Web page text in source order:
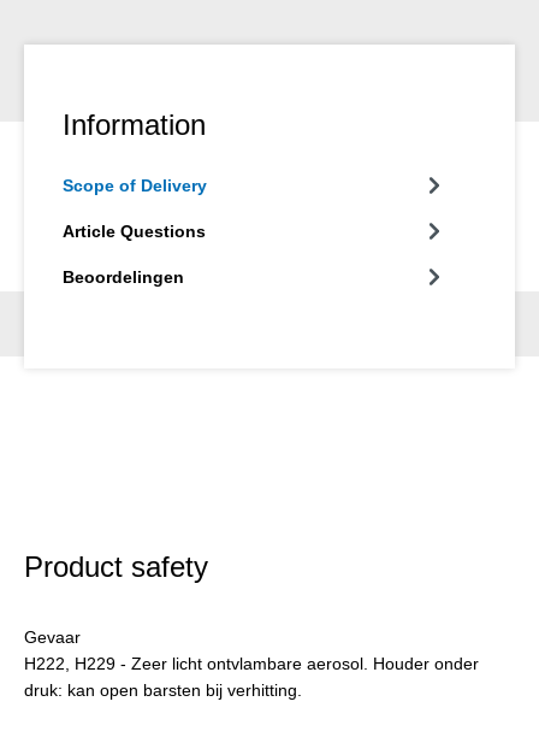
Information
Scope of Delivery
Article Questions
Beoordelingen
Product safety
Gevaar
H222, H229 - Zeer licht ontvlambare aerosol. Houder onder
druk: kan open barsten bij verhitting.